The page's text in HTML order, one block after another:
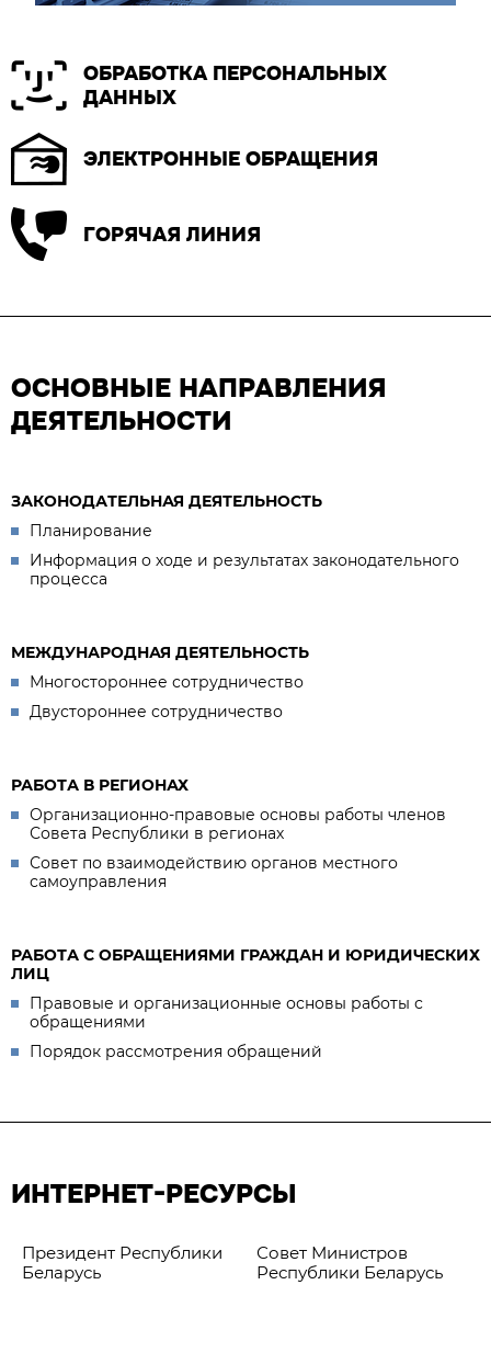
ОБРАБОТКА ПЕРСОНАЛЬНЫХ
ДАННЫХ
ЭЛЕКТРОННЫЕ ОБРАЩЕНИЯ
ГОРЯЧАЯ ЛИНИЯ
ОСНОВНЫЕ НАПРАВЛЕНИЯ
ДЕЯТЕЛЬНОСТИ
ЗАКОНОДАТЕЛЬНАЯ ДЕЯТЕЛЬНОСТЬ
Планирование
Информация о ходе и результатах законодательного
процесса
МЕЖДУНАРОДНАЯ ДЕЯТЕЛЬНОСТЬ
Многостороннее сотрудничество
Двустороннее сотрудничество
РАБОТА В РЕГИОНАХ
Организационно-правовые основы работы членов
Совета Республики в регионах
Совет по взаимодействию органов местного
самоуправления
РАБОТА С ОБРАЩЕНИЯМИ ГРАЖДАН И ЮРИДИЧЕСКИХ
ЛИЦ
Правовые и организационные основы работы с
обращениями
Порядок рассмотрения обращений
ИНТЕРНЕТ-РЕСУРСЫ
Президент Республики
Беларусь
Совет Министров
Республики Беларусь